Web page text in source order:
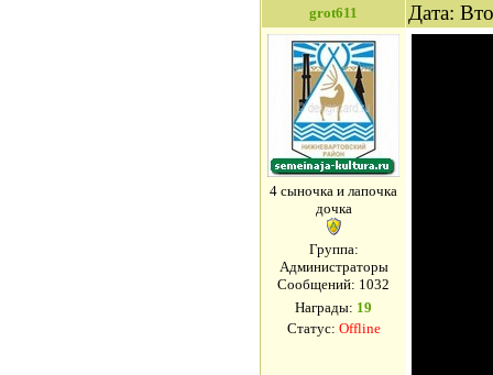
grot611 Дата:
4 сыночка и лапочка
дочка
Группа:
Администраторы
Сообщений: 1032
Награды: 19
Статус: Offline